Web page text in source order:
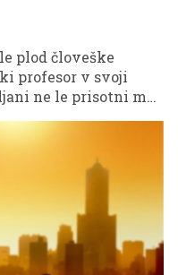
plod človeške
profesor v svoji
ne le prisotni med
hibridno vrsto, ki